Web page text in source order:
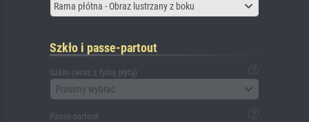
Rama płótna - Obraz lustrzany z boku
Szkło i passe-partout
Szkło (wraz z tylną płytą)
Prosimy wybrać
Passe-partout